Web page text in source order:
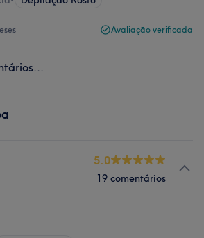
Avaliação verificada
5.0
19 comentários